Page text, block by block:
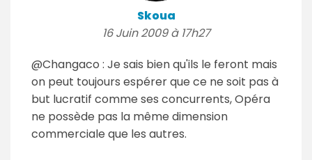
Skoua
16 Juin 2009 à 17h27
@Changaco : Je sais bien qu'ils le feront mais
on peut toujours espérer que ce ne soit pas à
but lucratif comme ses concurrents, Opéra
ne possède pas la même dimension
commerciale que les autres.